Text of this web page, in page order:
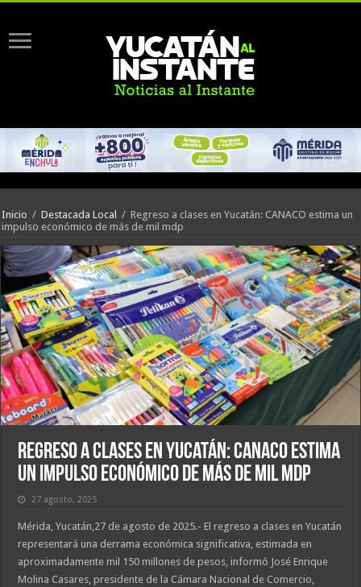
Inicio / Destacada Local / Regreso a clases en Yucatán: CANACO estima un
impulso económico de más de mil mdp
Regreso a clases en Yucatán: CANACO estima
un impulso económico de más de mil mdp
27 agosto, 2025
Mérida, Yucatán,27 de agosto de 2025.- El regreso a clases en Yucatán
representará una derrama económica significativa, estimada en
aproximadamente mil 150 millones de pesos, informó José Enrique
Molina Casares, presidente de la Cámara Nacional de Comercio,